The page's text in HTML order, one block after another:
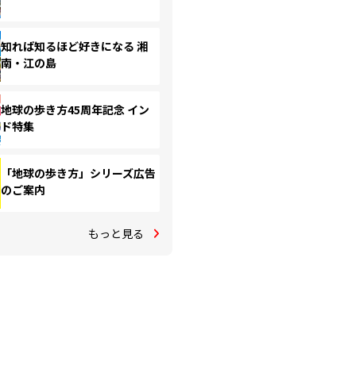
知れば知るほど好きになる 湘
南・江の島
地球の歩き方45周年記念 イン
ド特集
「地球の歩き方」シリーズ広告
のご案内
もっと見る